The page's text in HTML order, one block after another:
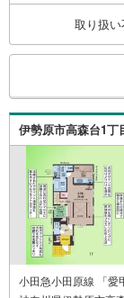
りたくさ
しく素敵
ようと思
してお
取り扱
検
索
条
受
け
伊勢原市高森台1丁
小田急小田原線 「愛